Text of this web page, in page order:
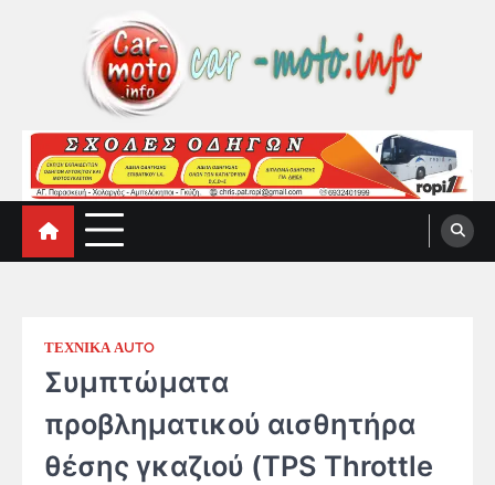
car-moto.info
car-moto.info
ΤΕΧΝΙΚΑ ΑUTO
Συμπτώματα
προβληματικού αισθητήρα
θέσης γκαζιού (TPS Throttle